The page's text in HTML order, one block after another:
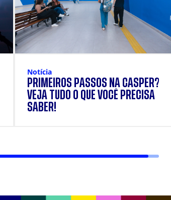
Notícia
PRIMEIROS PASSOS NA CÁSPER?
VEJA TUDO O QUE VOCÊ PRECISA
SABER!